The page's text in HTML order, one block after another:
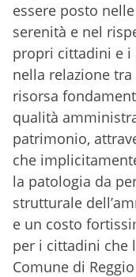
essere posto
serenità e nel
propri cittadini e i
nella relazione
risorsa
qualità
patrimonio,
che
la patologia da
strutturale
e un costo
per i cittadini che
Comune di